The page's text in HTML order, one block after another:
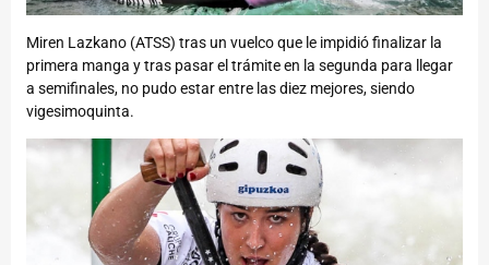
Miren Lazkano (ATSS) tras un vuelco que le impidió finalizar la
primera manga y tras pasar el trámite en la segunda para llegar
a semifinales, no pudo estar entre las diez mejores, siendo
vigesimoquinta.